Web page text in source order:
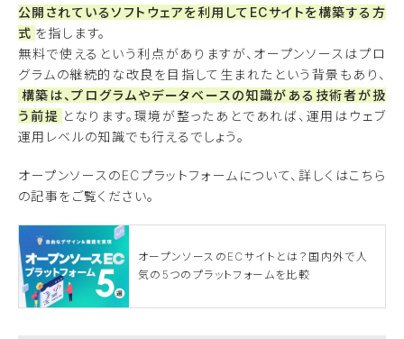
公開されているソフトウェアを利用してECサイトを構築する方
式 を指します。
無料で使えるという利点がありますが、オープンソースはプロ
グラムの継続的な改良を目指して生まれたという背景もあり、
構築は、プログラムやデータベースの知識がある技術者が扱
う前提 となります。環境が整ったあとであれば、運用はウェブ
運用レベルの知識でも行えるでしょう。
オープンソースのECプラットフォームについて、詳しくはこちら
の記事をご覧ください。
オープンソースのECサイトとは？国内外で人
気の5つのプラットフォームを比較